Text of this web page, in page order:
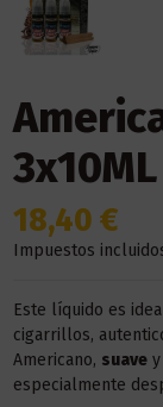
18,40 €
Impuestos
Este líquido es
cigarrillos,
Americano, suavey
especialmente